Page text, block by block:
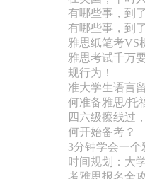
有哪些事，到
有哪些事，到
雅思纸笔考VS
雅思考试千万
规行为！
准大学生语言
何准备雅思/托
四六级擦线过
何开始备考？
3分钟学会一个
时间规划：大
考雅思报名全